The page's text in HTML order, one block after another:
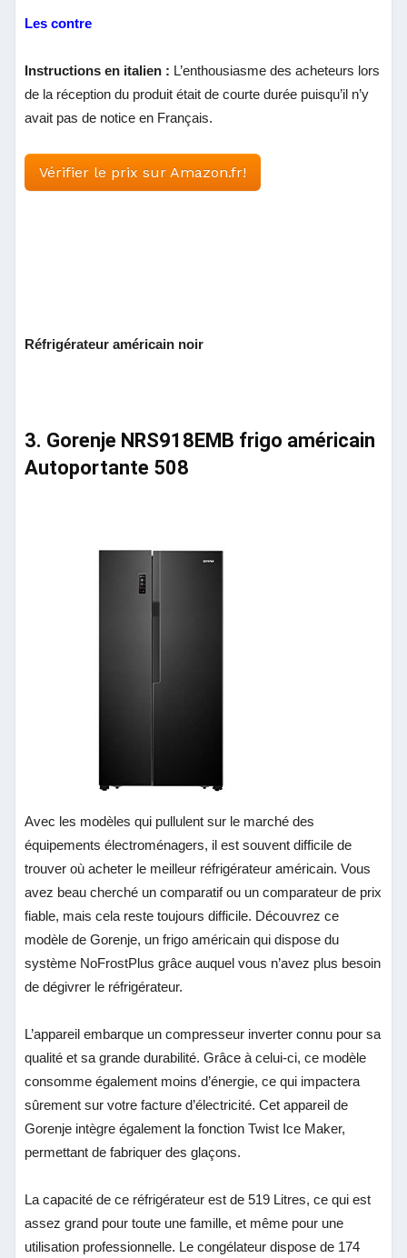
Les contre
Instructions en italien : L’enthousiasme des acheteurs lors
de la réception du produit était de courte durée puisqu’il n’y
avait pas de notice en Français.
Vérifier le prix sur Amazon.fr!
Réfrigérateur américain noir
3. Gorenje NRS918EMB frigo américain
Autoportante 508
Avec les modèles qui pullulent sur le marché des
équipements électroménagers, il est souvent difficile de
trouver où acheter le meilleur réfrigérateur américain. Vous
avez beau cherché un comparatif ou un comparateur de prix
fiable, mais cela reste toujours difficile. Découvrez ce
modèle de Gorenje, un frigo américain qui dispose du
système NoFrostPlus grâce auquel vous n’avez plus besoin
de dégivrer le réfrigérateur.
L’appareil embarque un compresseur inverter connu pour sa
qualité et sa grande durabilité. Grâce à celui-ci, ce modèle
consomme également moins d’énergie, ce qui impactera
sûrement sur votre facture d’électricité. Cet appareil de
Gorenje intègre également la fonction Twist Ice Maker,
permettant de fabriquer des glaçons.
La capacité de ce réfrigérateur est de 519 Litres, ce qui est
assez grand pour toute une famille, et même pour une
utilisation professionnelle. Le congélateur dispose de 174